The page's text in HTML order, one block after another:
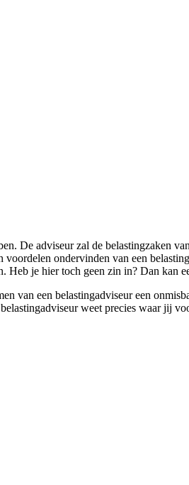
De adviseur zal de belastingzaken
ondervinden van een
je hier toch geen zin in? Dan kan
van een belastingadviseur een
weet precies waar jij